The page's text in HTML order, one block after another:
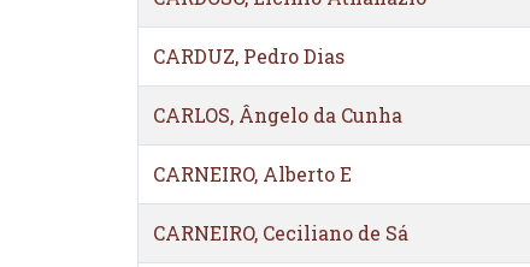
CARDUZ, Pedro Dias
CARLOS, Ângelo da Cunha
CARNEIRO, Alberto E
CARNEIRO, Ceciliano de Sá